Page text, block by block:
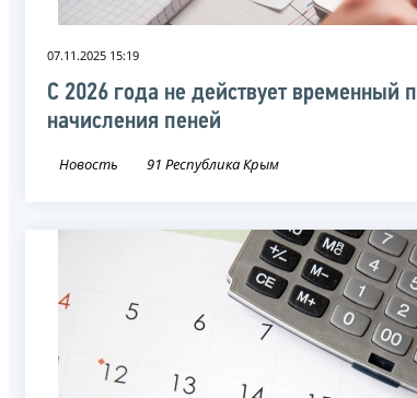
07.11.2025 15:19
С 2026 года не действует временный
начисления пеней
Новость 91 Республика Крым